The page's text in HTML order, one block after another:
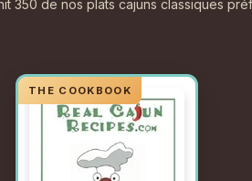
350 de nos plats cajuns classiques